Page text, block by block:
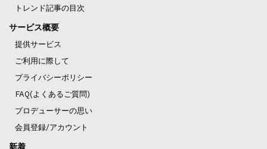
トレンド記事の目次
サービス概要
提供サービス
ご利用に際して
プライバシーポリシー
FAQ(よくあるご質問)
プロデューサーの思い
会員登録/アカウント
新着